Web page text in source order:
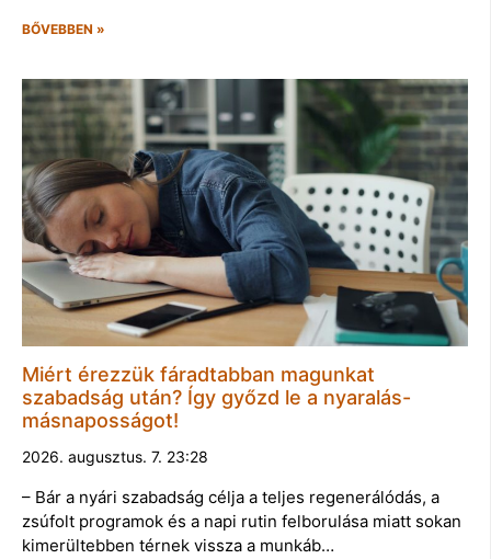
BŐVEBBEN »
Miért érezzük fáradtabban magunkat
szabadság után? Így győzd le a nyaralás-
másnaposságot!
2026. augusztus. 7. 23:28
– Bár a nyári szabadság célja a teljes regenerálódás, a
zsúfolt programok és a napi rutin felborulása miatt sokan
kimerültebben térnek vissza a munkáb…